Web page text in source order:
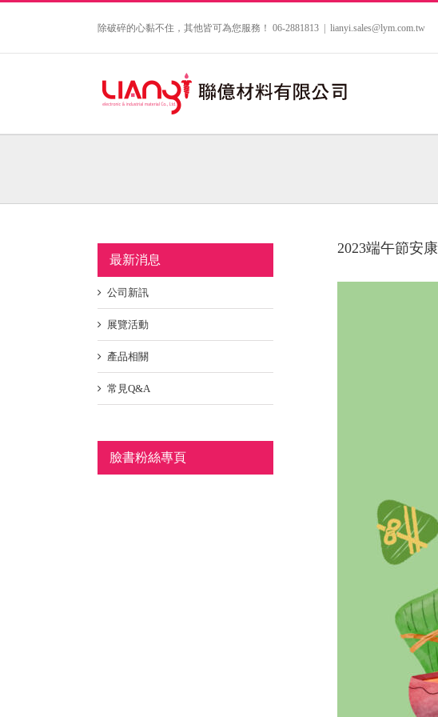
除破碎的心黏不住，其他皆可為您服務！ 06-2881813 | lianyi.sales@lym.com.tw
2023端午節安康
最新消息
公司新訊
展覽活動
產品相關
常見Q&A
臉書粉絲專頁